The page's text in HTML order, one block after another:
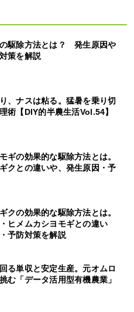
駆除方法とは？ 発生原因や
策を解説
、ナスは粘る。猛暑を乗り切
術【DIY的半農生活Vol.54】
ギの効果的な駆除方法とは。
クとの違いや、発生原因・予
クの効果的な駆除方法とは。
ヒメムカシヨモギとの違い
予防対策を解説
る単収と安定生産。元オムロ
む「データ活用型有機農業」